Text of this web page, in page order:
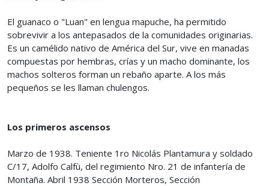
El guanaco o "Luan" en lengua mapuche, ha permitido
sobrevivir a los antepasados de la comunidades originarias.
Es un camélido nativo de América del Sur, vive en manadas
compuestas por hembras, crías y un macho dominante, los
machos solteros forman un rebaño aparte. A los más
pequeños se les llaman chulengos.
Los primeros ascensos
Marzo de 1938. Teniente 1ro Nicolás Plantamura y soldado
C/17, Adolfo Calfù, del regimiento Nro. 21 de infantería de
Montaña. Abril 1938 Sección Morteros, Sección